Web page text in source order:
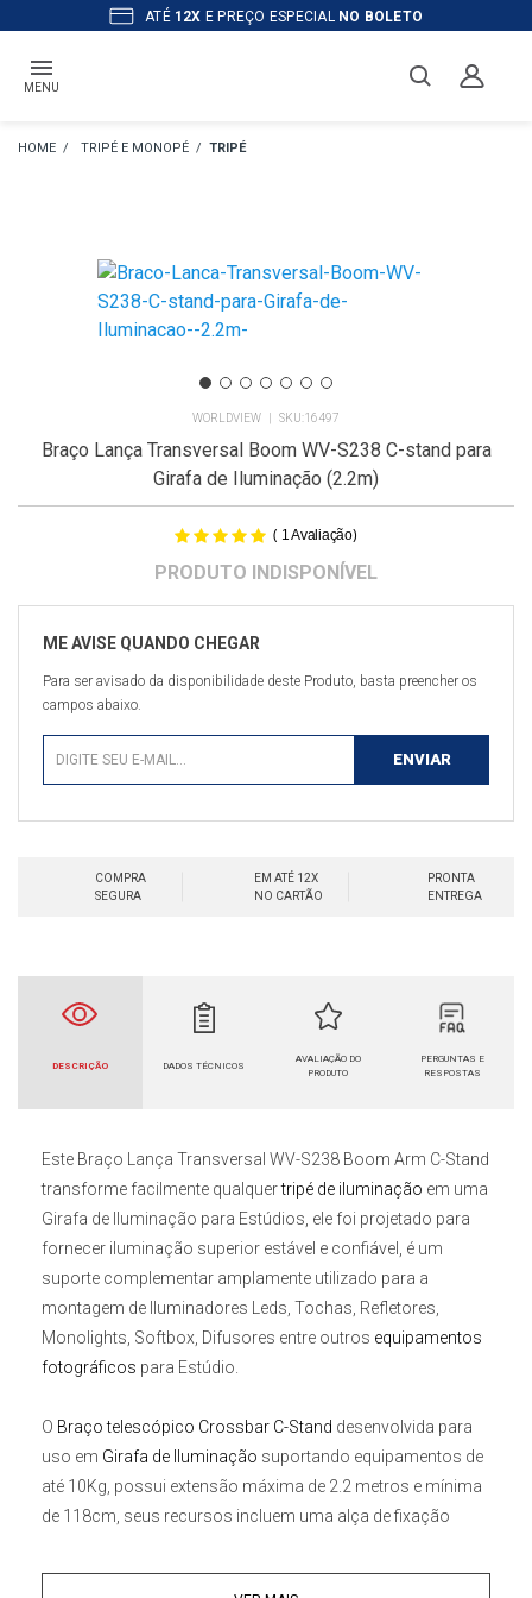
ATÉ 12X E PREÇO ESPECIAL NO BOLETO
MENU
TRIPÉ E MONOPÉ TRIPÉ
WORLDVIEW 16497
Braço Lança Transversal Boom WV-S238 C-stand para
Girafa de Iluminação (2.2m)
( 1Avaliação)
Para ser avisado da disponibilidade deste Produto, basta preencher os
campos abaixo.
COMPRA
SEGURA
EM ATÉ 12X
NO CARTÃO
PRONTA
ENTREGA
DESCRIÇÃO DADOS TÉCNICOS
AVALIAÇÃO DO
PRODUTO
PERGUNTAS E
RESPOSTAS
Este Braço Lança Transversal WV-S238 Boom Arm C-Stand
transforme facilmente qualquertripé de iluminação em uma
Girafa de Iluminação para Estúdios, ele foi projetado para
fornecer iluminação superior estável e confiável, é um
suporte complementar amplamente utilizado para a
montagem de Iluminadores Leds, Tochas, Refletores,
Monolights, Softbox, Difusores entre outros equipamentos
fotográficos para Estúdio.
O Braço telescópico Crossbar C-Stand desenvolvida para
uso em Girafa de Iluminação suportando equipamentos de
até 10Kg, possui extensão máxima de 2.2 metros e mínima
de 118cm, seus recursos incluem uma alça de fixação
qualquer posição, gancho para uso de contrapeso (Saco